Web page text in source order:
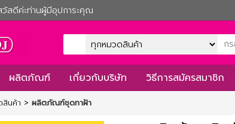
วัสดีค่ะท่านผู้มีอุปการะคุณ
ผลิตภัณฑ์ เกี่ยวกับบริษัท วิธีการสมัครสมาชิก
สินค้า > ผลิตภัณฑ์ชุดทาฝ้า